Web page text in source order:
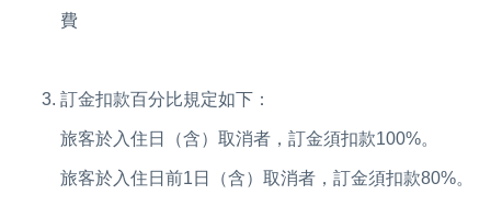
費
訂金扣款百分比規定如下：
旅客於入住日（含）取消者，訂金須扣款100%。
旅客於入住日前1日（含）取消者，訂金須扣款80%。